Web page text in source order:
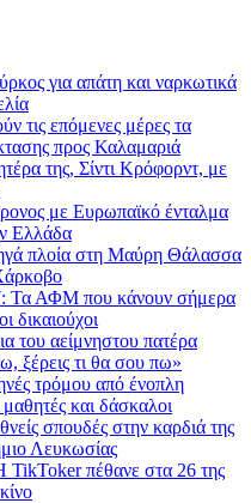
για απάτη και ναρκωτικά
τις επόμενες μέρες τα
προς Καλαμαριά
της, Σίντι Κρόφορντ, με
με Ευρωπαϊκό ένταλμα
Ελλάδα
πλοία στη Μαύρη Θάλασσα
Τα ΑΦΜ που κάνουν σήμερα
δικαιούχοι
του αείμνηστου πατέρα
ξέρεις τι θα σου πω»
τρόμου από ένοπλη
και δάσκαλοι
σπουδές στην καρδιά της
Λευκωσίας
TikToker πέθανε στα 26 της